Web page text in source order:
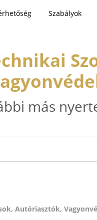
Szabályok
más
Autóriasztók,